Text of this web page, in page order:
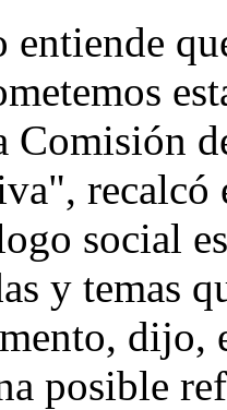
Comisión
social
y temas
dijo,
posible